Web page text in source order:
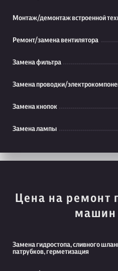
Монтаж/демонтаж встроенной
Ремонт/замена вентилятора
Замена фильтра
Замена проводки/
Замена кнопок
Замена лампы
Цена на ремонт
машин
Замена гидростопа, сливного
патрубков, герметизация